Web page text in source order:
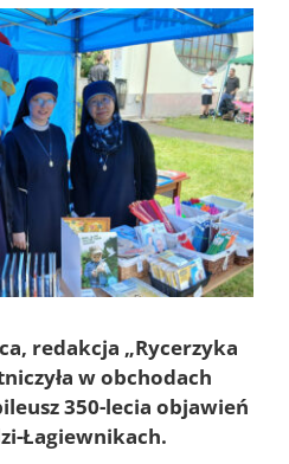
redakcja „Rycerzyka
w obchodach
350-lecia objawień
Łagiewnikach.